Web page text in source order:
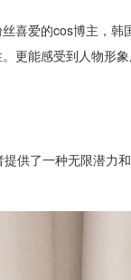
喜爱的cos博主，
更能感受到人物形
供了一种无限潜力